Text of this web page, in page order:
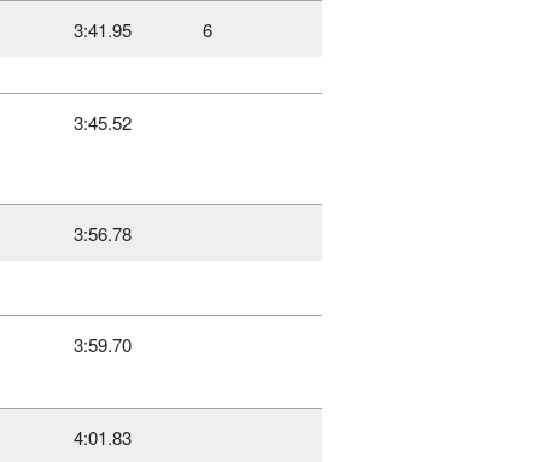
3:41.95 6
3:45.52
3:56.78
3:59.70
4:01.83